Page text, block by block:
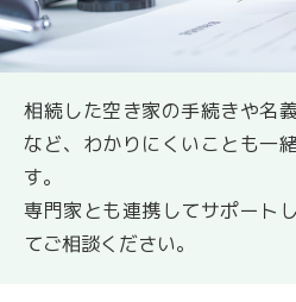
相続した空き家の手続きや名
など、わかりにくいことも一
す。
専門家とも連携してサポート
てご相談ください。